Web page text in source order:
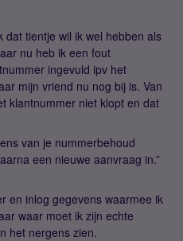
dat tientje wil ik wel hebben als
nu heb ik een fout
ingevuld ipv het
mijn vriend nu nog bij is. Van
klantnummer niet klopt en dat
van je nummerbehoud
een nieuwe aanvraag in.”
en inlog gegevens waarmee ik
waar moet ik zijn echte
het nergens zien.